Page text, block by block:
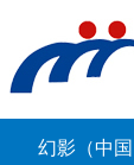
幻影（中